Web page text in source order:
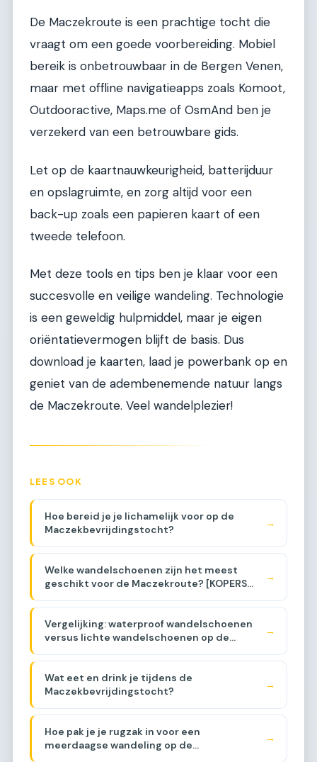
De Maczekroute is een prachtige tocht die
vraagt om een goede voorbereiding. Mobiel
bereik is onbetrouwbaar in de Bergen Venen,
maar met offline navigatieapps zoals Komoot,
Outdooractive, Maps.me of OsmAnd ben je
verzekerd van een betrouwbare gids.
Let op de kaartnauwkeurigheid, batterijduur
en opslagruimte, en zorg altijd voor een
back-up zoals een papieren kaart of een
tweede telefoon.
Met deze tools en tips ben je klaar voor een
succesvolle en veilige wandeling. Technologie
is een geweldig hulpmiddel, maar je eigen
oriëntatievermogen blijft de basis. Dus
download je kaarten, laad je powerbank op en
geniet van de adembenemende natuur langs
de Maczekroute. Veel wandelplezier!
LEES OOK
Hoe bereid je je lichamelijk voor op de
Maczekbevrijdingstocht?
→
Welke wandelschoenen zijn het meest
geschikt voor de Maczekroute? [KOPERS
→
Vergelijking: waterproof wandelschoenen
versus lichte wandelschoenen op de
→
Wat eet en drink je tijdens de
Maczekbevrijdingstocht?
→
Hoe pak je je rugzak in voor een
meerdaagse wandeling op de
→